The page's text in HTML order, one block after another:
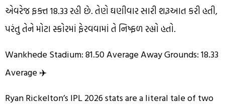
એવરેજ ફક્ત 18.33 રહી છે. તેણે ઘણીવાર સારી શરૂઆત કરી હતી,
પરંતુ તેને મોટા સ્કોરમાં ફેરવવામાં તે નિષ્ફળ રહ્યો હતો.
Wankhede Stadium: 81.50 Average Away Grounds: 18.33
Average ✈️
Ryan Rickelton’s IPL 2026 stats are a literal tale of two